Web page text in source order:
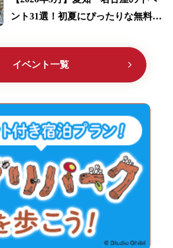
ント31選！初夏にぴったりな無料の
イベント一覧